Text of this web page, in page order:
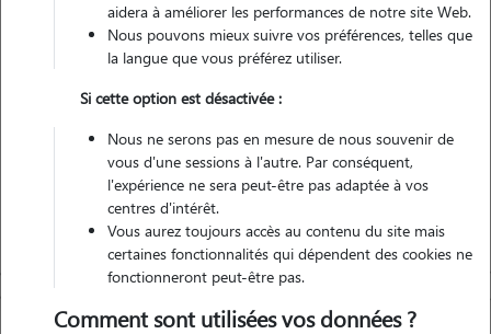
Contacter
L'envoi d'une demande est sans engagement
aidera à améliorer les performances de notre site Web.
Nous pouvons mieux suivre vos préférences, telles que
la langue que vous préférez utiliser.
Si cette option est désactivée :
Nous ne serons pas en mesure de nous souvenir de
vous d'une sessions à l'autre. Par conséquent,
l'expérience ne sera peut-être pas adaptée à vos
centres d'intérêt.
Vous aurez toujours accès au contenu du site mais
certaines fonctionnalités qui dépendent des cookies ne
fonctionneront peut-être pas.
Comment sont utilisées vos données ?